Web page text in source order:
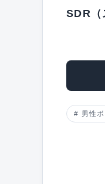
SDR（
男性